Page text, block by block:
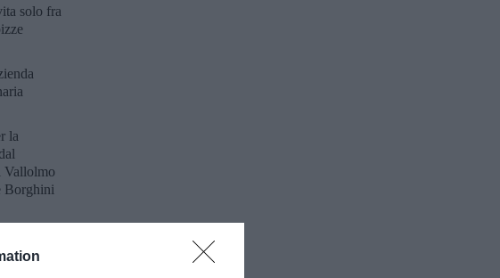
solo fra
la
Vallolmo
Borghini
alla
di
riguardo